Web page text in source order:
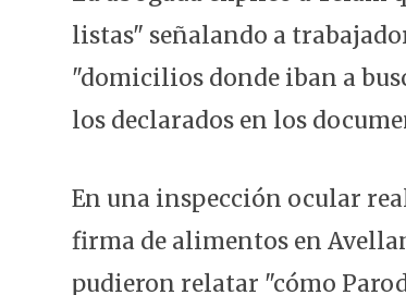
listas" señalando a
"domicilios donde iban a
los declarados en los
En una inspección ocular
firma de alimentos en
pudieron relatar "cómo